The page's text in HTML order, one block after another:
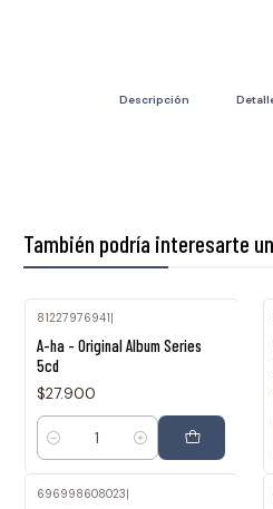
Descripción
También podría interesarte
81227976941|
A-ha - Original Album Series
5cd
$27.900
Cantidad
696998608023|